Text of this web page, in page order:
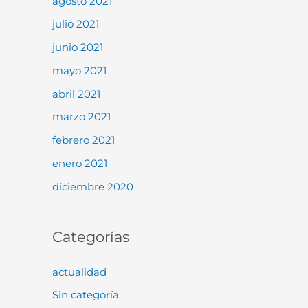
julio 2021
junio 2021
mayo 2021
abril 2021
marzo 2021
febrero 2021
enero 2021
diciembre 2020
Categorías
actualidad
Sin categoría